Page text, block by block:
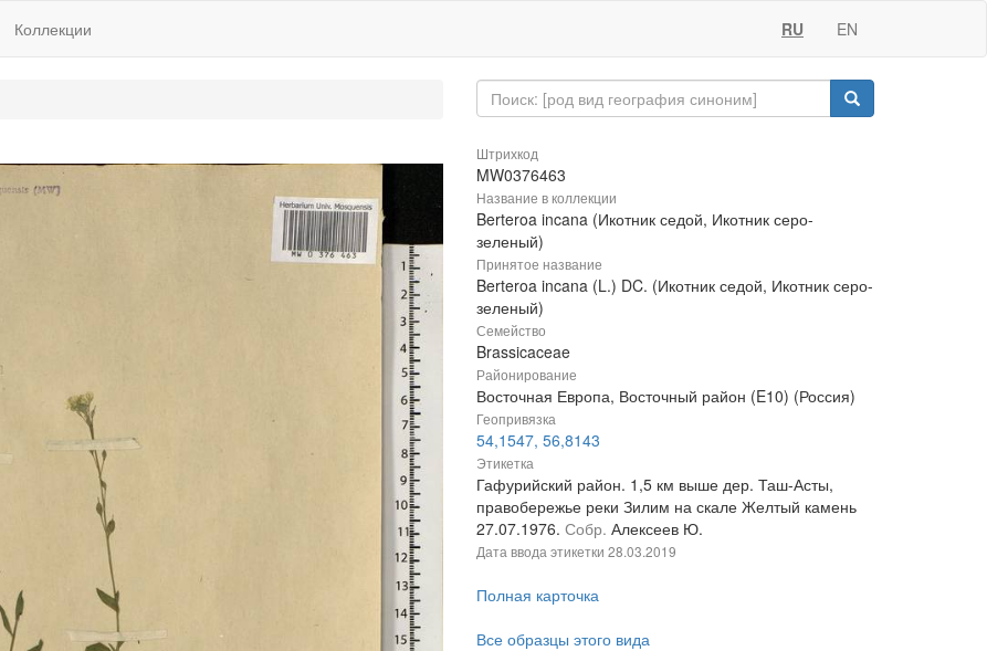
Коллекции RU EN
Штрихкод
MW0376463
Название в коллекции
Berteroa incana (Икотник седой, Икотник серо-
зеленый)
Принятое название
Berteroa incana (L.) DC. (Икотник седой, Икотник серо-
зеленый)
Семейство
Brassicaceae
Районирование
Восточная Европа, Восточный район (E10) (Россия)
Геопривязка
54,1547, 56,8143
Этикетка
Гафурийский район. 1,5 км выше дер. Таш-Асты,
правобережье реки Зилим на скале Желтый камень
27.07.1976. Собр. Алексеев Ю.
Дата ввода этикетки 28.03.2019
Полная карточка
Все образцы этого вида